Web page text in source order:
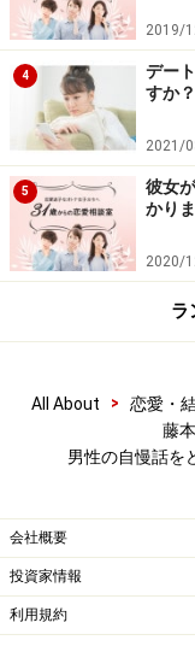
きていて、今の自
要はないですから
アドバイス2
持てていない
しかし現代では、
まっしぐらで将来
と噂されるよう
そういう人が存在
自分はダメなんだ
そうやって生きて
がおろそかになる
の内面がほとんど
2019/
4
デー
すか？
2021/
5
彼女
かり
2020/
ラ
All About > 恋愛・
藤
男性の自慢話を
会社概要
投資家情報
利用規約